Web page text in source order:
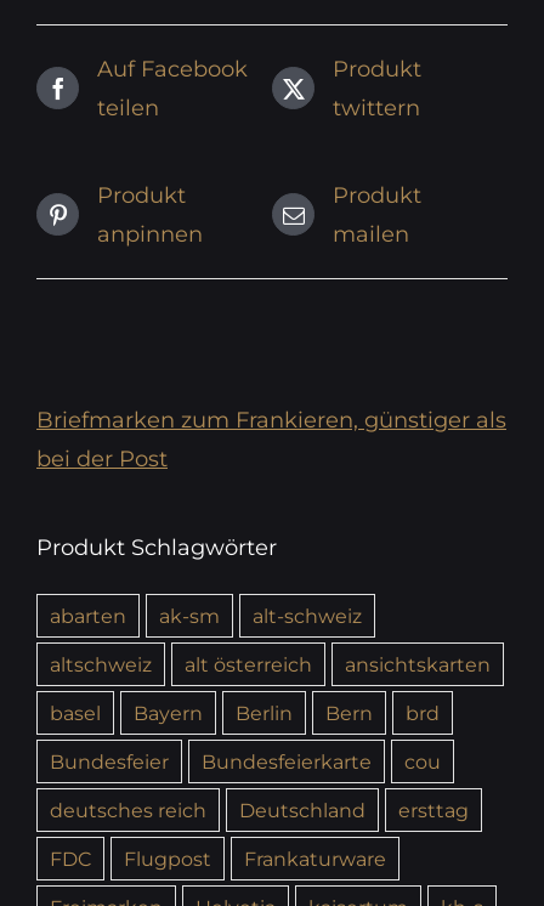
Auf Facebook
teilen
Produkt
twittern
Produkt
anpinnen
Produkt
mailen
Briefmarken zum Frankieren, günstiger als
bei der Post
Produkt Schlagwörter
abarten ak-sm
alt-schweiz
altschweiz
alt österreich
ansichtskarten
basel
Bayern Berlin Bern
brd
Bundesfeier
Bundesfeierkarte
cou
deutsches reich
Deutschland
ersttag
FDC
Flugpost
Frankaturware